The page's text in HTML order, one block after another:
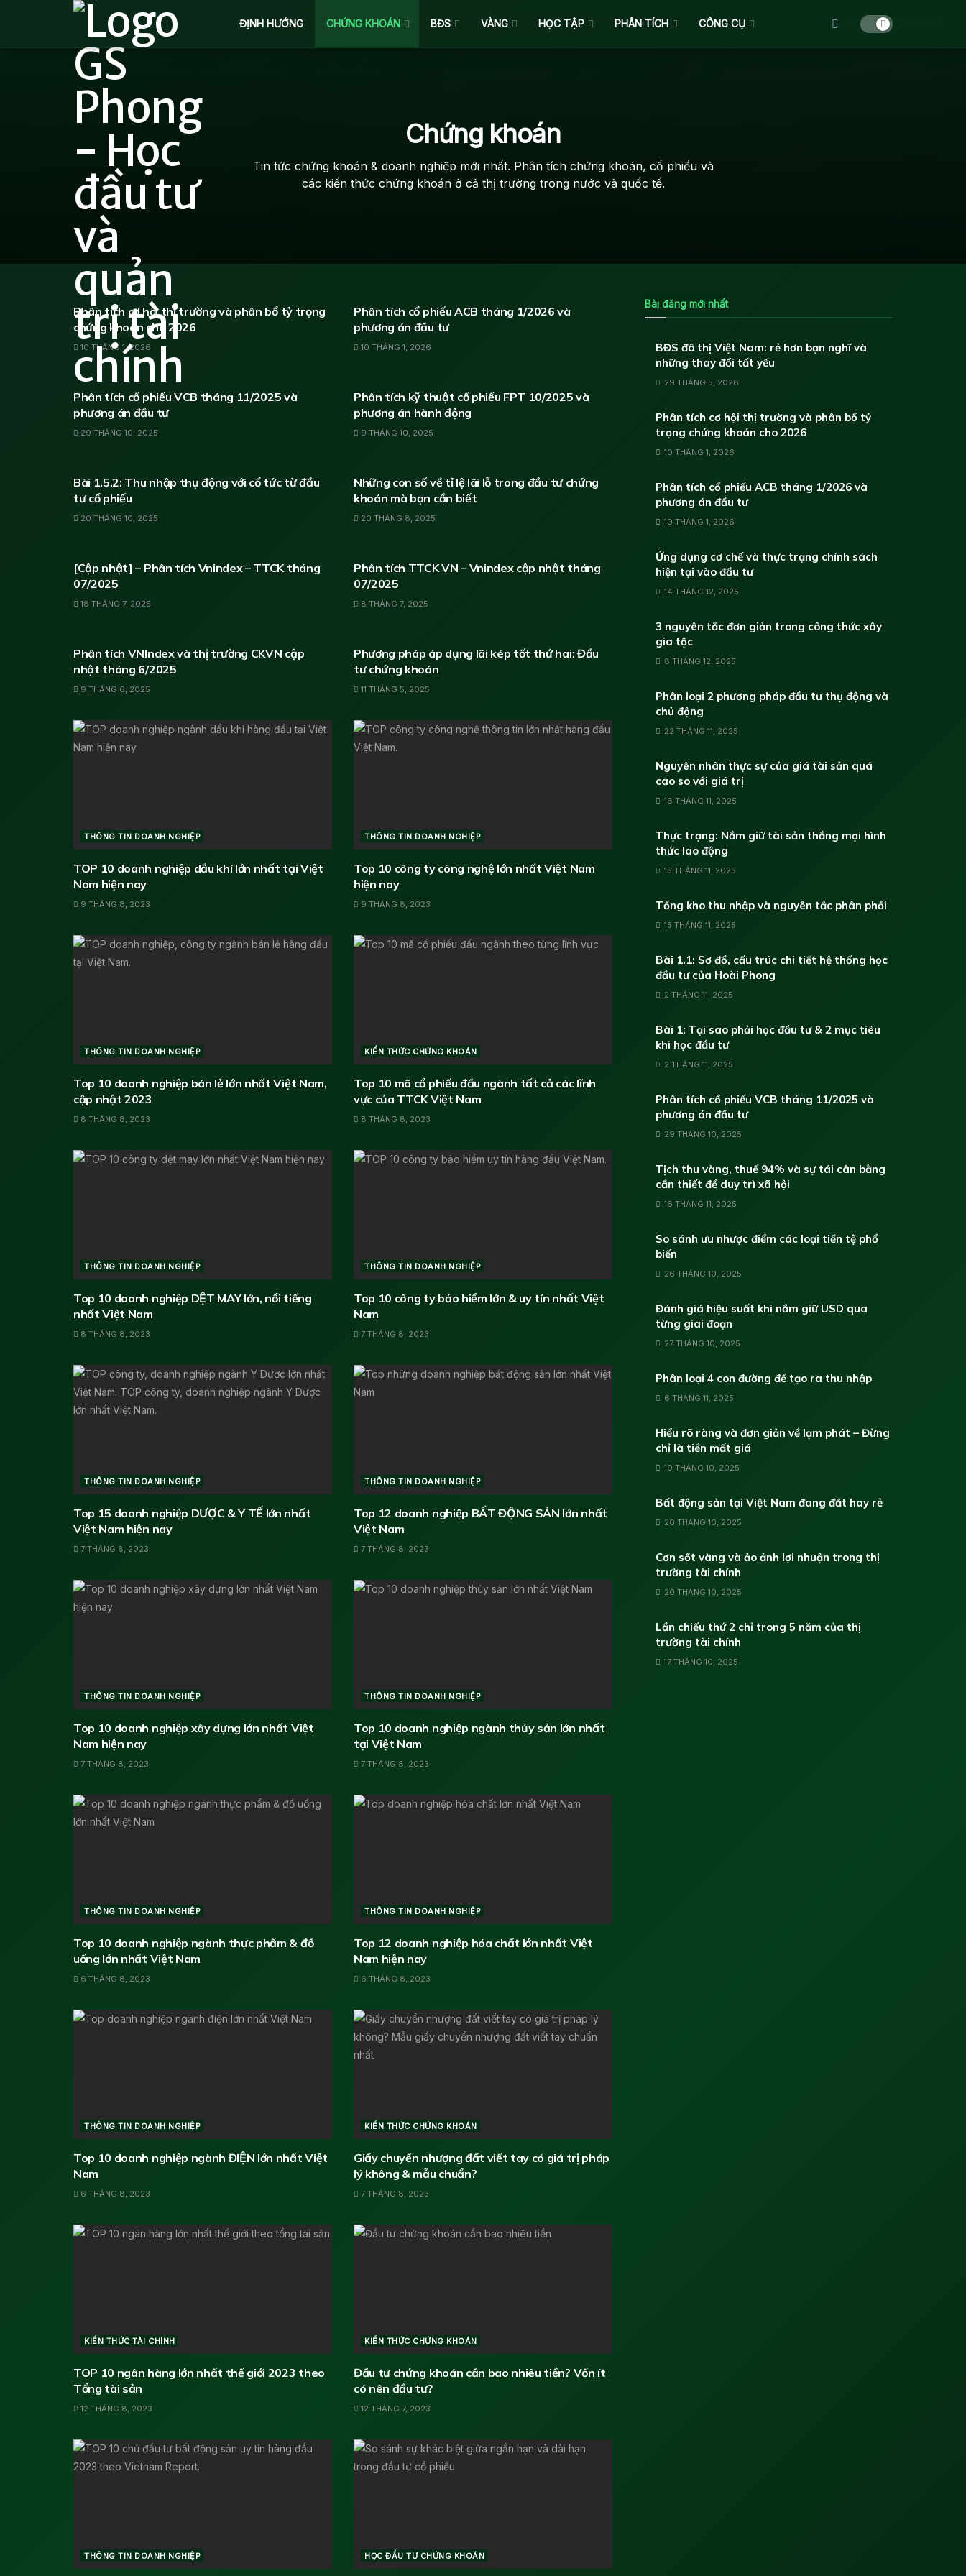
ĐỊNH HƯỚNG CHỨNG KHOÁN BĐS VÀNG HỌC TẬP PHÂN TÍCH CÔNG CỤ
Chứng khoán
Tin tức chứng khoán & doanh nghiệp mới nhất. Phân tích chứng khoán, cổ phiếu và
các kiến thức chứng khoán ở cả thị trường trong nước và quốc tế.
PHÂN TÍCH CHỨNG KHOÁN
Phân tích cơ hội thị trường và phân bổ tỷ trọng
chứng khoán cho 2026
10 THÁNG 1, 2026
Phân tích cổ phiếu ACB tháng 1/2026 và
phương án đầu tư
10 THÁNG 1, 2026
PHÂN TÍCH CHỨNG KHOÁN
Phân tích cổ phiếu VCB tháng 11/2025 và
phương án đầu tư
29 THÁNG 10, 2025
Phân tích kỹ thuật cổ phiếu FPT 10/2025 và
phương án hành động
9 THÁNG 10, 2025
Bài 1.5.2: Thu nhập thụ động với cổ tức từ đầu
tư cổ phiếu
20 THÁNG 10, 2025
Những con số về tỉ lệ lãi lỗ trong đầu tư chứng
khoán mà bạn cần biết
20 THÁNG 8, 2025
[Cập nhật] – Phân tích Vnindex – TTCK tháng
07/2025
18 THÁNG 7, 2025
Phân tích TTCK VN – Vnindex cập nhật tháng
07/2025
8 THÁNG 7, 2025
Phân tích VNIndex và thị trường CKVN cập
nhật tháng 6/2025
9 THÁNG 6, 2025
Phương pháp áp dụng lãi kép tốt thứ hai: Đầu
tư chứng khoán
11 THÁNG 5, 2025
THÔNG TIN DOANH NGHIỆP
TOP 10 doanh nghiệp dầu khí lớn nhất tại Việt
Nam hiện nay
9 THÁNG 8, 2023
THÔNG TIN DOANH NGHIỆP
Top 10 công ty công nghệ lớn nhất Việt Nam
hiện nay
9 THÁNG 8, 2023
THÔNG TIN DOANH NGHIỆP
Top 10 doanh nghiệp bán lẻ lớn nhất Việt Nam,
cập nhật 2023
8 THÁNG 8, 2023
KIẾN THỨC CHỨNG KHOÁN
Top 10 mã cổ phiếu đầu ngành tất cả các lĩnh
vực của TTCK Việt Nam
8 THÁNG 8, 2023
THÔNG TIN DOANH NGHIỆP
Top 10 doanh nghiệp DỆT MAY lớn, nổi tiếng
nhất Việt Nam
8 THÁNG 8, 2023
THÔNG TIN DOANH NGHIỆP
Top 10 công ty bảo hiểm lớn & uy tín nhất Việt
Nam
7 THÁNG 8, 2023
THÔNG TIN DOANH NGHIỆP
Top 15 doanh nghiệp DƯỢC & Y TẾ lớn nhất
Việt Nam hiện nay
7 THÁNG 8, 2023
THÔNG TIN DOANH NGHIỆP
Top 12 doanh nghiệp BẤT ĐỘNG SẢN lớn nhất
Việt Nam
7 THÁNG 8, 2023
THÔNG TIN DOANH NGHIỆP
Top 10 doanh nghiệp xây dựng lớn nhất Việt
Nam hiện nay
7 THÁNG 8, 2023
THÔNG TIN DOANH NGHIỆP
Top 10 doanh nghiệp ngành thủy sản lớn nhất
tại Việt Nam
7 THÁNG 8, 2023
THÔNG TIN DOANH NGHIỆP
Top 10 doanh nghiệp ngành thực phẩm & đồ
uống lớn nhất Việt Nam
6 THÁNG 8, 2023
THÔNG TIN DOANH NGHIỆP
Top 12 doanh nghiệp hóa chất lớn nhất Việt
Nam hiện nay
6 THÁNG 8, 2023
THÔNG TIN DOANH NGHIỆP
Top 10 doanh nghiệp ngành ĐIỆN lớn nhất Việt
Nam
6 THÁNG 8, 2023
KIẾN THỨC CHỨNG KHOÁN
Giấy chuyển nhượng đất viết tay có giá trị pháp
lý không & mẫu chuẩn?
7 THÁNG 8, 2023
KIẾN THỨC TÀI CHÍNH
TOP 10 ngân hàng lớn nhất thế giới 2023 theo
Tổng tài sản
12 THÁNG 8, 2023
KIẾN THỨC CHỨNG KHOÁN
Đầu tư chứng khoán cần bao nhiêu tiền? Vốn ít
có nên đầu tư?
12 THÁNG 7, 2023
THÔNG TIN DOANH NGHIỆP HỌC ĐẦU TƯ CHỨNG KHOÁN
Bài đăng mới nhất
BĐS đô thị Việt Nam: rẻ hơn bạn nghĩ và
những thay đổi tất yếu
29 THÁNG 5, 2026
Phân tích cơ hội thị trường và phân bổ tỷ
trọng chứng khoán cho 2026
10 THÁNG 1, 2026
Phân tích cổ phiếu ACB tháng 1/2026 và
phương án đầu tư
10 THÁNG 1, 2026
Ứng dụng cơ chế và thực trạng chính sách
hiện tại vào đầu tư
14 THÁNG 12, 2025
3 nguyên tắc đơn giản trong công thức xây
gia tộc
8 THÁNG 12, 2025
Phân loại 2 phương pháp đầu tư thụ động và
chủ động
22 THÁNG 11, 2025
Nguyên nhân thực sự của giá tài sản quá
cao so với giá trị
16 THÁNG 11, 2025
Thực trạng: Nắm giữ tài sản thắng mọi hình
thức lao động
15 THÁNG 11, 2025
Tổng kho thu nhập và nguyên tắc phân phối
15 THÁNG 11, 2025
Bài 1.1: Sơ đồ, cấu trúc chi tiết hệ thống học
đầu tư của Hoài Phong
2 THÁNG 11, 2025
Bài 1: Tại sao phải học đầu tư & 2 mục tiêu
khi học đầu tư
2 THÁNG 11, 2025
Phân tích cổ phiếu VCB tháng 11/2025 và
phương án đầu tư
29 THÁNG 10, 2025
Tịch thu vàng, thuế 94% và sự tái cân bằng
cần thiết để duy trì xã hội
16 THÁNG 11, 2025
So sánh ưu nhược điểm các loại tiền tệ phổ
biến
26 THÁNG 10, 2025
Đánh giá hiệu suất khi nắm giữ USD qua
từng giai đoạn
27 THÁNG 10, 2025
Phân loại 4 con đường để tạo ra thu nhập
6 THÁNG 11, 2025
Hiểu rõ ràng và đơn giản về lạm phát – Đừng
chỉ là tiền mất giá
19 THÁNG 10, 2025
Bất động sản tại Việt Nam đang đắt hay rẻ
20 THÁNG 10, 2025
Cơn sốt vàng và ảo ảnh lợi nhuận trong thị
trường tài chính
20 THÁNG 10, 2025
Lần chiếu thứ 2 chỉ trong 5 năm của thị
trường tài chính
17 THÁNG 10, 2025